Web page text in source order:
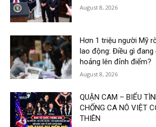
August 8, 2026
Hơn 1 triệu người Mỹ
lao động: Điều gì
hoảng lên đỉnh điểm?
August 8, 2026
QUẬN CAM – BIỂU
CHỐNG CA NÔ VIỆT
THIÊN